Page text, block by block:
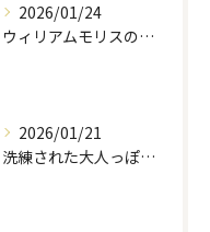
2026/01/24
ウィリアムモリスの生地ででバランスを製作しました。
2026/01/21
洗練された大人っぽい空間。